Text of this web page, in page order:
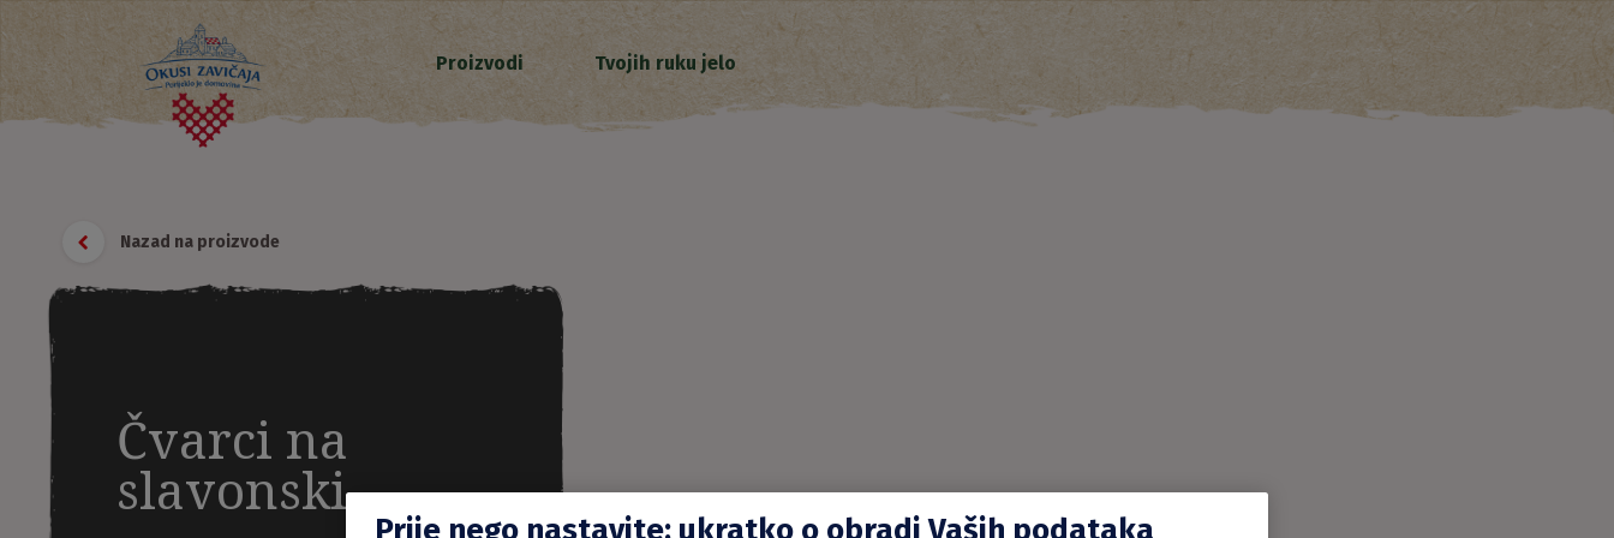
Proizvodi Tvojih ruku jelo
Čvarci na
slavonski
Nazad na proizvode
Prije nego nastavite: ukratko o obradi Vaših podataka